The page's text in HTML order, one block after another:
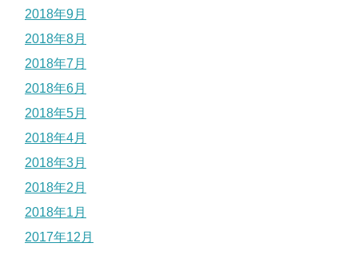
2018年9月
2018年8月
2018年7月
2018年6月
2018年5月
2018年4月
2018年3月
2018年2月
2018年1月
2017年12月